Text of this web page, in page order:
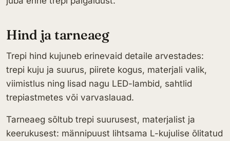
Hind ja tarneaeg
Trepi hind kujuneb erinevaid detaile arvestades:
trepi kuju ja suurus, piirete kogus, materjali valik,
viimistlus ning lisad nagu LED-lambid, sahtlid
trepiastmetes või varvaslauad.
Tarneaeg sõltub trepi suurusest, materjalist ja
keerukusest: männipuust lihtsama L-kujulise õlitatud